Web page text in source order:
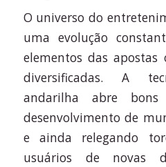
O universo do
uma evolução
elementos das apostas
diversificadas. A
andarilha abre
desenvolvimento de
e ainda relegando
usuários de novas